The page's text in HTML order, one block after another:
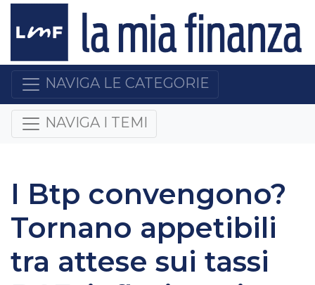
NAVIGA LE CATEGORIE
NAVIGA I TEMI
I Btp convengono?
Tornano appetibili
tra attese sui tassi